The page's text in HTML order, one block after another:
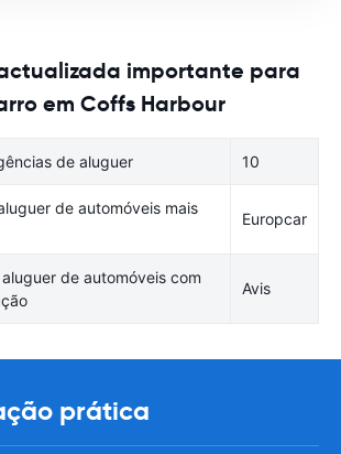
importante para
em Coffs Harbour
de aluguer 10
de automóveis mais
Europcar
de automóveis com
Avis
prática